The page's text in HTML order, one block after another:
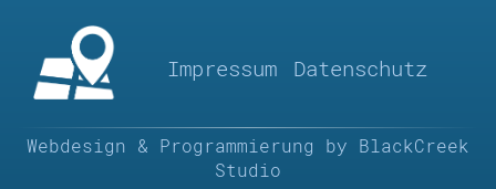
Impressum Datenschutz
Webdesign & Programmierung by BlackCreek
Studio